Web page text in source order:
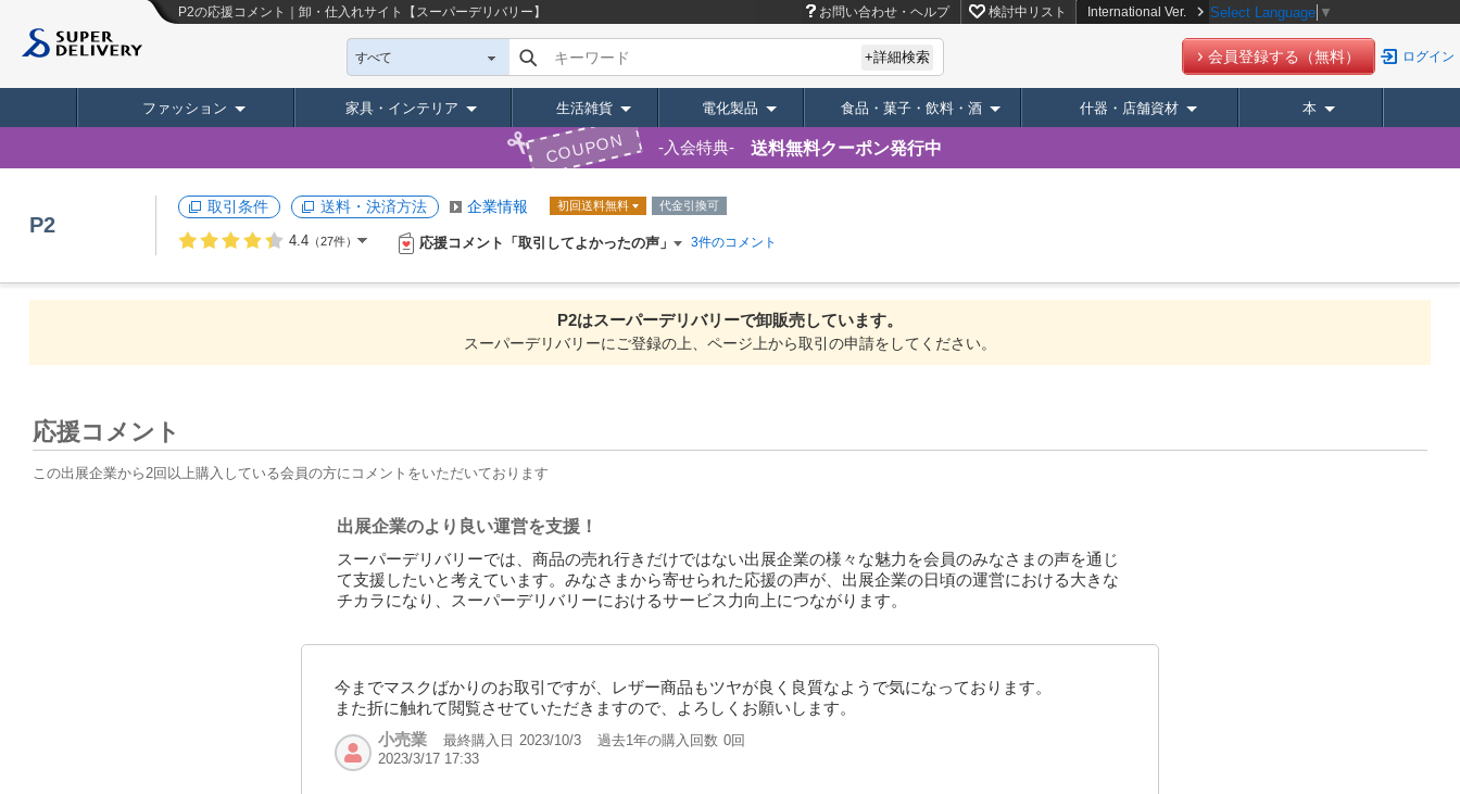
P2の応援コメント｜卸・仕入れサイト【スーパーデリバリー】 お問い合わせ・ヘルプ 検討中リスト International Ver. Select Language ▼
すべて キーワード +詳細検索 会員登録する（無料） ログイン
ファッション 家具・インテリア 生活雑貨 電化製品 食品・菓子・飲料・酒 什器・店舗資材 本
COUPON 入会特典 送料無料クーポン発行中
P2
取引条件 送料・決済方法 企業情報 初回送料無料 代金引換可
4.4 （27件） 応援コメント「取引してよかったの声」 3件のコメント
P2はスーパーデリバリーで卸販売しています。
スーパーデリバリーにご登録の上、ページ上から取引の申請をしてください。
応援コメント
この出展企業から2回以上購入している会員の方にコメントをいただいております
出展企業のより良い運営を支援！
スーパーデリバリーでは、商品の売れ行きだけではない出展企業の様々な魅力を会員のみなさまの声を通じ
て支援したいと考えています。みなさまから寄せられた応援の声が、出展企業の日頃の運営における大きな
チカラになり、スーパーデリバリーにおけるサービス力向上につながります。
今までマスクばかりのお取引ですが、レザー商品もツヤが良く良質なようで気になっております。
また折に触れて閲覧させていただきますので、よろしくお願いします。
小売業
最終購入日 2023/10/3 過去1年の購入回数 0回
2023/3/17 17:33